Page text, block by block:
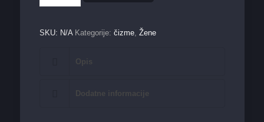
LH081816L
količina
SKU: N/A Kategorije: čizme, Žene
Opis
Dodatne informacije